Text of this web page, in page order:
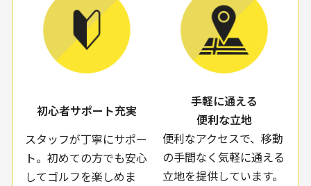
初心者サポート充実
スタッフが丁寧にサポー
ト。初めての方でも安心
してゴルフを楽しめま
手軽に通える
便利な立地
便利なアクセスで、移動
の手間なく気軽に通える
立地を提供しています。